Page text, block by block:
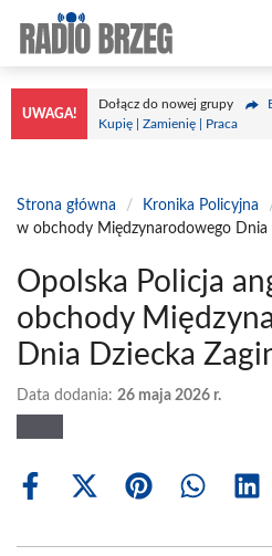
treści
UWAGA!
Dołącz do nowej grupy
Kupię | Zamienię | Praca
Strona główna / Kronika Policyjna
w obchody Międzynarodowego Dnia
Opolska Policja
obchody
Dnia Dziecka
Data dodania: 26 maja 2026 r.
Share
Share
(Twitter)
Share Share